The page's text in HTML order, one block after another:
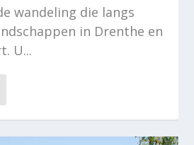
wandeling die langs
in Drenthe en
U...